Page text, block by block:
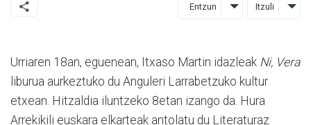
Entzun Itzuli
Urriaren 18an, eguenean, Itxaso Martin idazleak Ni, Vera
liburua aurkeztuko du Anguleri Larrabetzuko kultur
etxean. Hitzaldia iluntzeko 8etan izango da. Hura
Arrekikili euskara elkarteak antolatu du Literaturaz